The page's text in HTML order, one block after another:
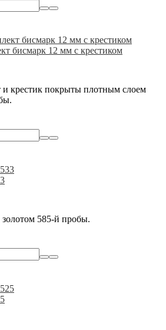
бисмарк 12 мм с крестиком
и крестик покрыты плотным слоем
585-й пробы.